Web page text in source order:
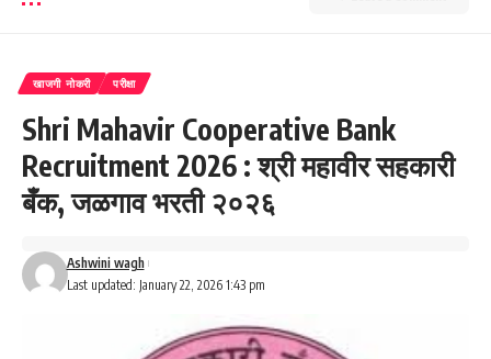
खाजगी नोकरी परीक्षा
Shri Mahavir Cooperative Bank
Recruitment 2026 : श्री महावीर सहकारी
बँक, जळगाव भरती २०२६
Last updated: January 22, 2026 1:43 pm
Ashwini wagh